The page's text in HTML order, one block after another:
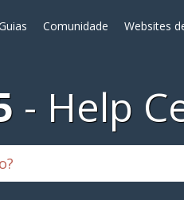
Comunidade Websites
Help